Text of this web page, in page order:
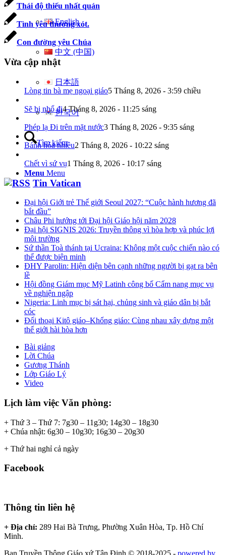
English
中文 (中国)
日本語
한국어
Tìm kiếm
Menu Menu
Thái độ thiếu nhất quán
Tình yêu thương xót.
Con đường yêu Chúa
Vừa cập nhật
Lòng tin bà mẹ ngoại giáo5 Tháng 8, 2026 - 3:59 chiều
Sẽ bị nhổ đi4 Tháng 8, 2026 - 11:25 sáng
Phép lạ Đi trên mặt nước3 Tháng 8, 2026 - 9:35 sáng
Bánh hóa nhiều2 Tháng 8, 2026 - 10:22 sáng
Chết vì sứ vụ1 Tháng 8, 2026 - 10:17 sáng
Tin Vatican
Đại hội Giới trẻ Thế giới Seoul 2027: “Cuộc hành hương đã
bắt đầu”
Châu Phi hướng tới Đại hội Giáo hội năm 2028
Đại hội SIGNIS 2026: Truyền thông vì hòa hợp và phúc lợi
môi trường
Sứ thần Toà thánh tại Ucraina: Không một cuộc chiến nào có
thể được biện minh
ĐHY Parolin: Hiện diện bên cạnh những người bị gạt ra bên
lề
Hội đồng Giám mục Mỹ Latinh công bố Cẩm nang mục vụ
về nghiện ngập
Nigeria: Linh mục bị sát hại, chủng sinh và giáo dân bị bắt
cóc
Đối thoại Kitô giáo–Khổng giáo: Cùng nhau xây dựng một
thế giới hài hòa hơn
Bài giảng
Lời Chúa
Gương Thánh
Lớp Giáo Lý
Video
Lịch làm việc Văn phòng:
+ Thứ 3 – Thứ 7: 7g30 – 11g30; 14g30 – 18g30
+ Chúa nhật: 6g30 – 10g30; 16g30 – 20g30
+ Thứ hai nghỉ cả ngày
Facebook
Thông tin liên hệ
+ Địa chỉ: 289 Hai Bà Trưng, Phường Xuân Hòa, Tp. Hồ Chí
Minh.
Ban Truyền Thông Giáo xứ Tân Định © 2018-2025 - powered by